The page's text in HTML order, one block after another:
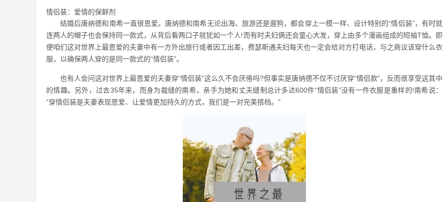
情侣装：爱情的保鲜剂
结婚后唐纳德和南希一直很恩爱。唐纳德和南希无论出海、旅游还是遛狗，都会穿上一模一样、设计特别的“情侣装”，有时就
连两人的帽子也会保持同一款式，从背后看两口子就犹如一个人!而有时夫妇俩还会童心大发，穿上由多个漫画组成的短袖T恤。即
便咱们这对世界上最恩爱的夫妻中有一方外出旅行或者因工出差，费瑟斯通夫妇每天也一定会给对方打电话，与之商议该穿什么衣
服，以确保两人穿的是同一款式的“情侣装”。
也有人会问这对世界上最恩爱的夫妻穿“情侣装”这么久不会厌倦吗?但事实是唐纳德不仅不讨厌穿“情侣款”，反而很享受这其中
的情趣。另外，过去35年来，而身为裁缝的南希，亲手为她和丈夫缝制总计多达600件“情侣装”没有一件衣服是重样的!南希说：
“穿情侣装是夫妻表现恩爱、让爱情更加持久的方式，我们是一对完美搭档。”